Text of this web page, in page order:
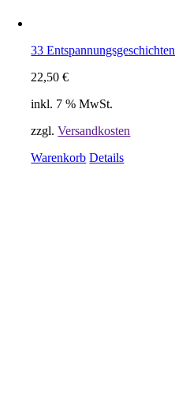
33 Entspannungsgeschichten
22,50€
inkl. 7 % MwSt.
zzgl.Versandkosten
Warenkorb Details